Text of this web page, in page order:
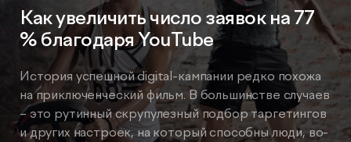
Как увеличить число заявок на 77
% благодаря YouTube
История успешной digital-кампании редко похожа
на приключенческий фильм. В большинстве случаев
– это рутинный скрупулезный подбор таргетингов
и других настроек, на который способны люди, во-